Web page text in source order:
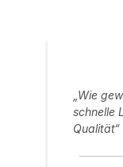
„Wie
schnelle
Qualität“